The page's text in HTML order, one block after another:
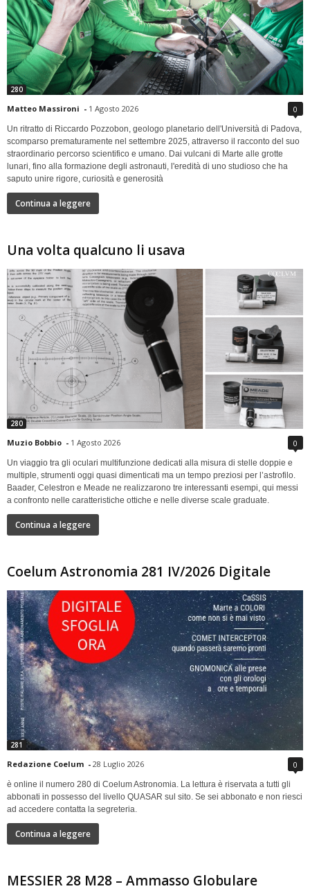
280
Matteo Massironi - 1 Agosto 2026 0
Un ritratto di Riccardo Pozzobon, geologo planetario dell'Università di Padova,
scomparso prematuramente nel settembre 2025, attraverso il racconto del suo
straordinario percorso scientifico e umano. Dai vulcani di Marte alle grotte
lunari, fino alla formazione degli astronauti, l'eredità di uno studioso che ha
saputo unire rigore, curiosità e generosità
Continua a leggere
Una volta qualcuno li usava
280
Muzio Bobbio - 1 Agosto 2026 0
Un viaggio tra gli oculari multifunzione dedicati alla misura di stelle doppie e
multiple, strumenti oggi quasi dimenticati ma un tempo preziosi per l’astrofilo.
Baader, Celestron e Meade ne realizzarono tre interessanti esempi, qui messi
a confronto nelle caratteristiche ottiche e nelle diverse scale graduate.
Continua a leggere
Coelum Astronomia 281 IV/2026 Digitale
281
Redazione Coelum - 28 Luglio 2026 0
è online il numero 280 di Coelum Astronomia. La lettura è riservata a tutti gli
abbonati in possesso del livello QUASAR sul sito. Se sei abbonato e non riesci
ad accedere contatta la segreteria.
Continua a leggere
MESSIER 28 M28 – Ammasso Globulare